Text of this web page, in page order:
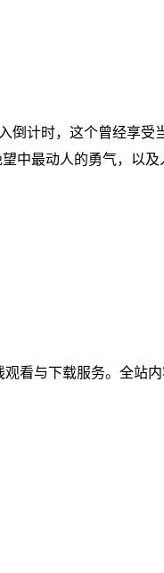
计时，这个曾经享受
中最动人的勇气，以及
看与下载服务。全站